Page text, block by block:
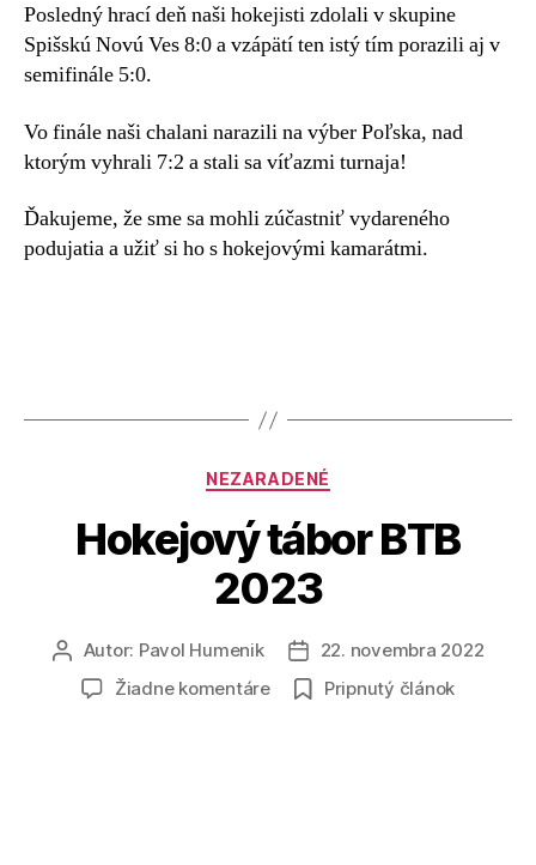
Posledný hrací deň naši hokejisti zdolali v skupine
Spišskú Novú Ves 8:0 a vzápätí ten istý tím porazili aj v
semifinále 5:0.
Vo finále naši chalani narazili na výber Poľska, nad
ktorým vyhrali 7:2 a stali sa víťazmi turnaja!
Ďakujeme, že sme sa mohli zúčastniť vydareného
podujatia a užiť si ho s hokejovými kamarátmi.
NEZARADENÉ
Hokejový tábor BTB
2023
Autor: Pavol Humenik
22. novembra 2022
Žiadne komentáre
Pripnutý článok